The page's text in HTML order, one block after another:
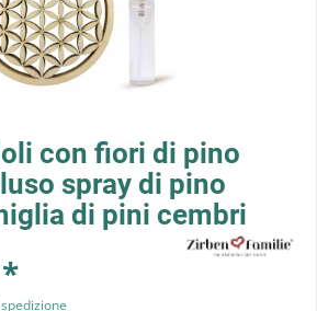
con fiori di pino
spray di pino
di pini cembri